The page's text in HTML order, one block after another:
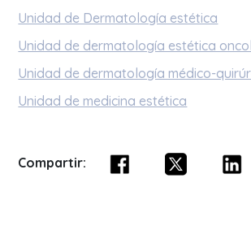
Unidad de Dermatología estética
Unidad de dermatología estética
Unidad de dermatología médico-
Unidad de medicina estética
Compartir: